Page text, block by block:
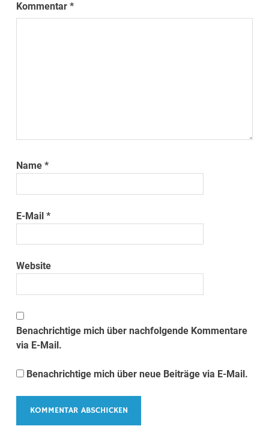
Kommentar*
Name*
E-Mail*
Website
Benachrichtige mich über nachfolgende Kommentare
via E-Mail.
Benachrichtige mich über neue Beiträge via E-Mail.